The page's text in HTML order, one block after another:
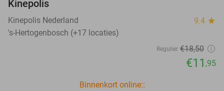
Kinepolis
Kinepolis Nederland 9.4 star
's-Hertogenbosch (+17 locaties)
Regulier €18,50
€11 ,95
Binnenkort online::